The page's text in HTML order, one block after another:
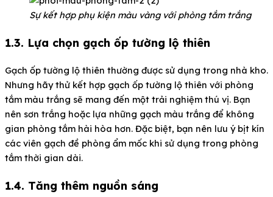
Sự kết hợp phụ kiện màu vàng với phòng tắm trắng
1.3. Lựa chọn gạch ốp tường lộ thiên
Gạch ốp tường lộ thiên thường được sử dụng trong nhà kho.
Nhưng hãy thử kết hợp gạch ốp tường lộ thiên với phòng
tắm màu trắng sẽ mang đến một trải nghiệm thú vị. Bạn
nên sơn trắng hoặc lựa những gạch màu trắng để không
gian phòng tắm hài hòa hơn. Đặc biệt, bạn nên lưu ý bịt kín
các viên gạch đề phòng ẩm mốc khi sử dụng trong phòng
tắm thời gian dài.
1.4. Tăng thêm nguồn sáng